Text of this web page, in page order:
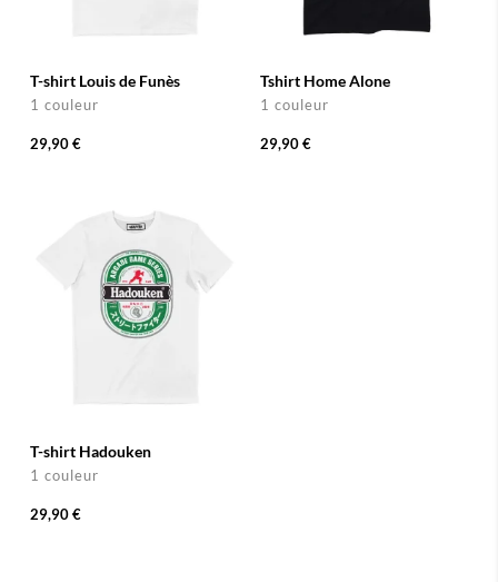
T-shirt Louis de Funès
1 couleur
29,90 €
Tshirt Home Alone
1 couleur
29,90 €
T-shirt Hadouken
1 couleur
29,90 €